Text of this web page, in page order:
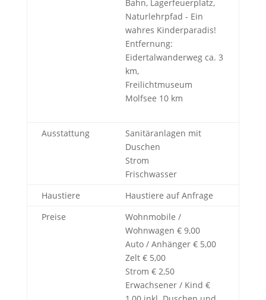
Bahn, Lagerfeuerplatz,
Naturlehrpfad - Ein
wahres Kinderparadis!
Entfernung:
Eidertalwanderweg ca. 3
km,
Freilichtmuseum
Molfsee 10 km
Ausstattung
Sanitäranlagen mit
Duschen
Strom
Frischwasser
Haustiere
Haustiere auf Anfrage
Preise
Wohnmobile /
Wohnwagen € 9,00
Auto / Anhänger € 5,00
Zelt € 5,00
Strom € 2,50
Erwachsener / Kind €